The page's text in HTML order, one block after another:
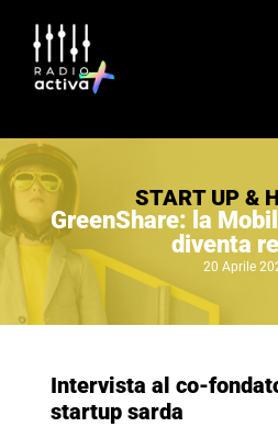
START UP &
GreenShare: la
diventa
20 Aprile
Intervista al co-
startup sarda